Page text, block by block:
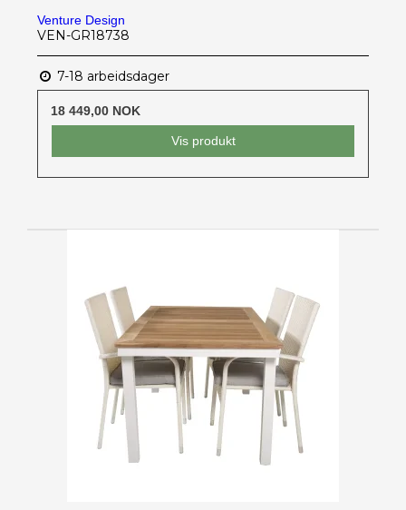
Venture Design
VEN-GR18738
7-18 arbeidsdager
18 449,00 NOK
Vis produkt